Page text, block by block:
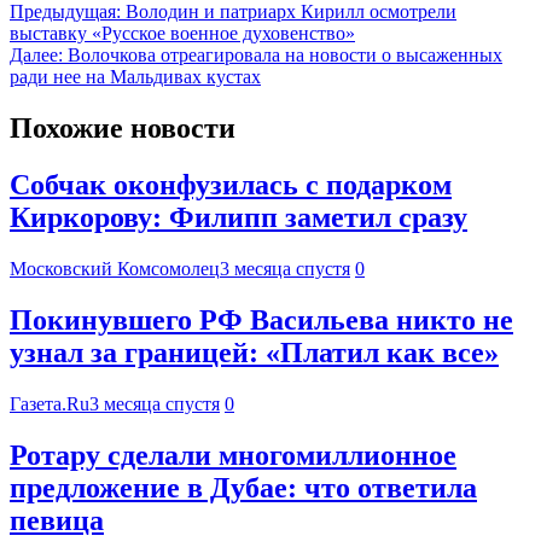
Предыдущая: Володин и патриарх Кирилл осмотрели
выставку «Русское военное духовенство»
Далее: Волочкова отреагировала на новости о высаженных
ради нее на Мальдивах кустах
Похожие новости
Собчак оконфузилась с подарком
Киркорову: Филипп заметил сразу
Московский Комсомолец3 месяца спустя 0
Покинувшего РФ Васильева никто не
узнал за границей: «Платил как все»
Газета.Ru3 месяца спустя 0
Ротару сделали многомиллионное
предложение в Дубае: что ответила
певица